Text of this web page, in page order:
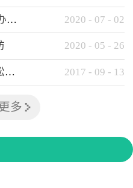
西金控第一党支部举办了“学
知党情、...
安全生产月|华西保险经纪举办应急消防安全知识培训 2020 - 07 - 02
2020 - 05 - 26
太平洋产险为成都国际马拉松提供全方位保险保障 2017 - 09 - 13
多